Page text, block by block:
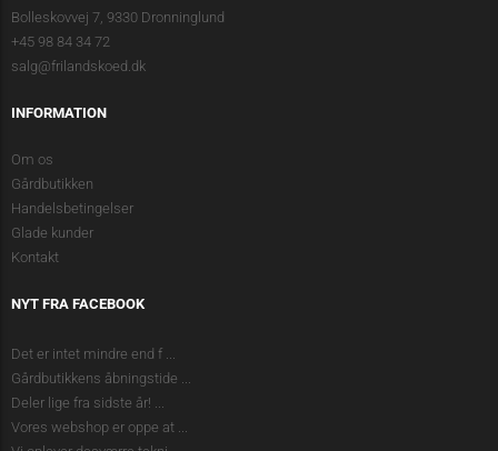
Bolleskovvej 7, 9330 Dronninglund
+45 98 84 34 72
salg@frilandskoed.dk
INFORMATION
Om os
Gårdbutikken
Handelsbetingelser
Glade kunder
Kontakt
NYT FRA FACEBOOK
Det er intet mindre end f
Gårdbutikkens åbningstide
Deler lige fra sidste år!
Vores webshop er oppe at